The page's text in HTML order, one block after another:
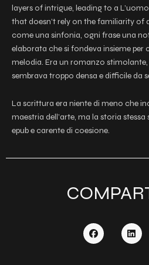
layers of intrigue, leading to a
that doesn’t rely on the familiarity of
come una sinfonia, ogni frase una
elaborata che si fondeva insieme per
melodia. Era un romanzo
sembrava troppo densa e difficile da
La scrittura era niente di meno che
maestria dell’arte, ma la storia stessa
epub e carente di coesione.